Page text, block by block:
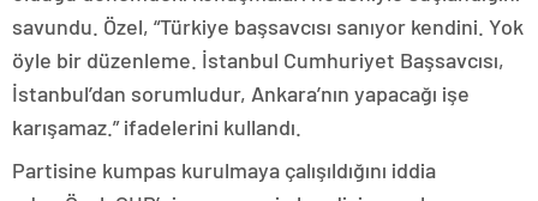
savundu. Özel, “Türkiye başsavcısı sanıyor kendini. Yok
öyle bir düzenleme. İstanbul Cumhuriyet Başsavcısı,
İstanbul’dan sorumludur, Ankara’nın yapacağı işe
karışamaz.” ifadelerini kullandı.
Partisine kumpas kurulmaya çalışıldığını iddia